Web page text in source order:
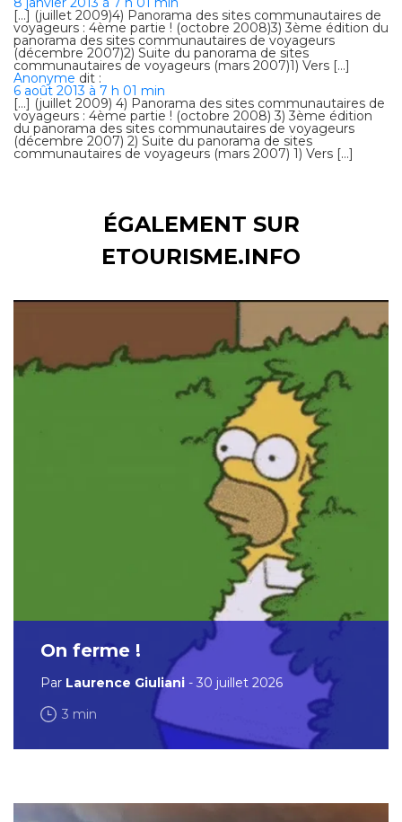
[…] (juillet 2009)4) Panorama des sites communautaires de
voyageurs : 4ème partie ! (octobre 2008)3) 3ème édition du
panorama des sites communautaires de voyageurs
(décembre 2007)2) Suite du panorama de sites
communautaires de voyageurs (mars 2007)1) Vers […]
Anonyme dit :
6 août 2013 à 7 h 01 min
[…] (juillet 2009) 4) Panorama des sites communautaires de
voyageurs : 4ème partie ! (octobre 2008) 3) 3ème édition
du panorama des sites communautaires de voyageurs
(décembre 2007) 2) Suite du panorama de sites
communautaires de voyageurs (mars 2007) 1) Vers […]
ÉGALEMENT SUR
ETOURISME.INFO
On ferme !
Par Laurence Giuliani - 30 juillet 2026
3 min